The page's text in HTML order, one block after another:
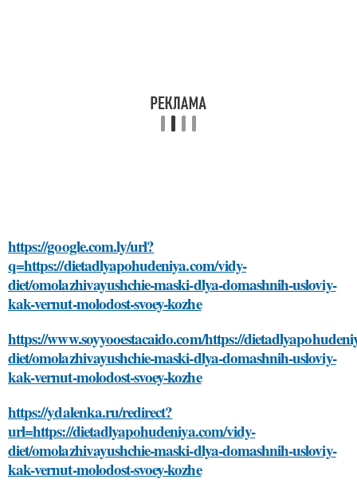
https://google.com.ly/url?
q=https://dietadlyapohudeniya.com/vidy-
diet/omolazhivayushchie-maski-dlya-domashnih-usloviy-
kak-vernut-molodost-svoey-kozhe
https://www.soyyooestacaido.com/https://
diet/omolazhivayushchie-maski-dlya-domashnih-usloviy-
kak-vernut-molodost-svoey-kozhe
https://ydalenka.ru/redirect?
url=https://dietadlyapohudeniya.com/vidy-
diet/omolazhivayushchie-maski-dlya-domashnih-usloviy-
kak-vernut-molodost-svoey-kozhe